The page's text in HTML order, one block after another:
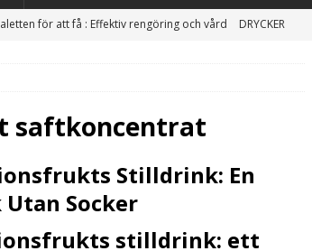
för att få : Effektiv rengöring och vård
DRYCKER
Perfekt för Dagens Lunch med Självservering
Aromhusets stilldrink under lunchen och se skillnaden i
det enkla sättet att kapa läskkostnaderna
saftkoncentrat
Stilldrink: En
Socker
stilldrink: ett